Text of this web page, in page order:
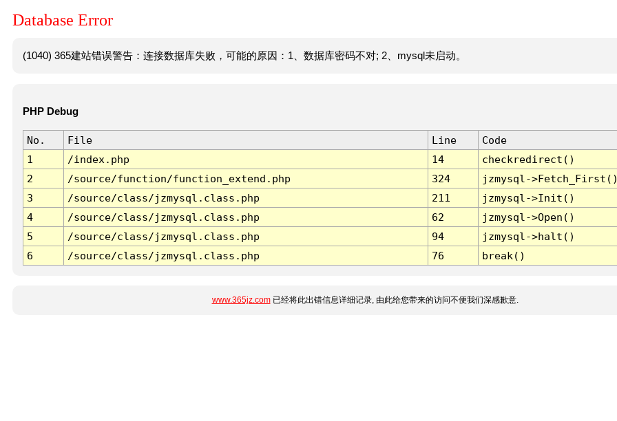
Database Error
(1040) 365建站错误警告：连接数据库失败，可能的原因：1、数据库密码不对; 2、mysql未启动。
PHP Debug
No. File Line
Code
1
/index.php 14
checkredirect()
2
/source/function/function_extend.php 324
jzmysql-
3
/source/class/jzmysql.class.php 211
jzmysql->Init()
4
/source/class/jzmysql.class.php 62
jzmysql->Open()
5
/source/class/jzmysql.class.php 94
jzmysql->halt()
6
/source/class/jzmysql.class.php 76 break()
www.365jz.com已经将此出错信息详细记录, 由此给您带来的访问不便我们深感歉意.